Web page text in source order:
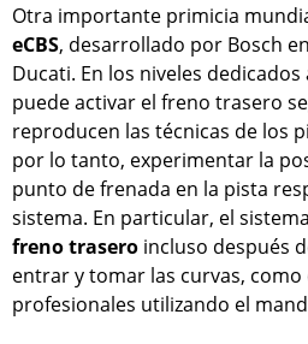
Otra importante primicia
eCBS, desarrollado por Bosch
Ducati. En los niveles
puede activar el freno trasero
reproducen las técnicas de los
por lo tanto, experimentar la
punto de frenada en la pista
sistema. En particular, el sistema
freno trasero incluso después
entrar y tomar las curvas,
profesionales utilizando el